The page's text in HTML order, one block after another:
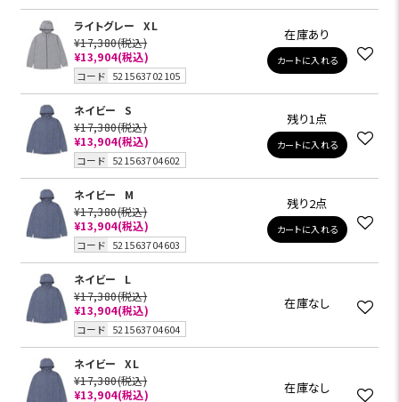
ライトグレー
XL
¥17,380(税込)
¥13,904(税込)
コード 521563702105
在庫あり
カートに入れる
ネイビー
S
¥17,380(税込)
¥13,904(税込)
コード 521563704602
残り1点
カートに入れる
ネイビー
M
¥17,380(税込)
¥13,904(税込)
コード 521563704603
残り2点
カートに入れる
ネイビー
L
¥17,380(税込)
¥13,904(税込)
コード 521563704604
在庫なし
ネイビー
XL
¥17,380(税込)
¥13,904(税込) 在庫なし